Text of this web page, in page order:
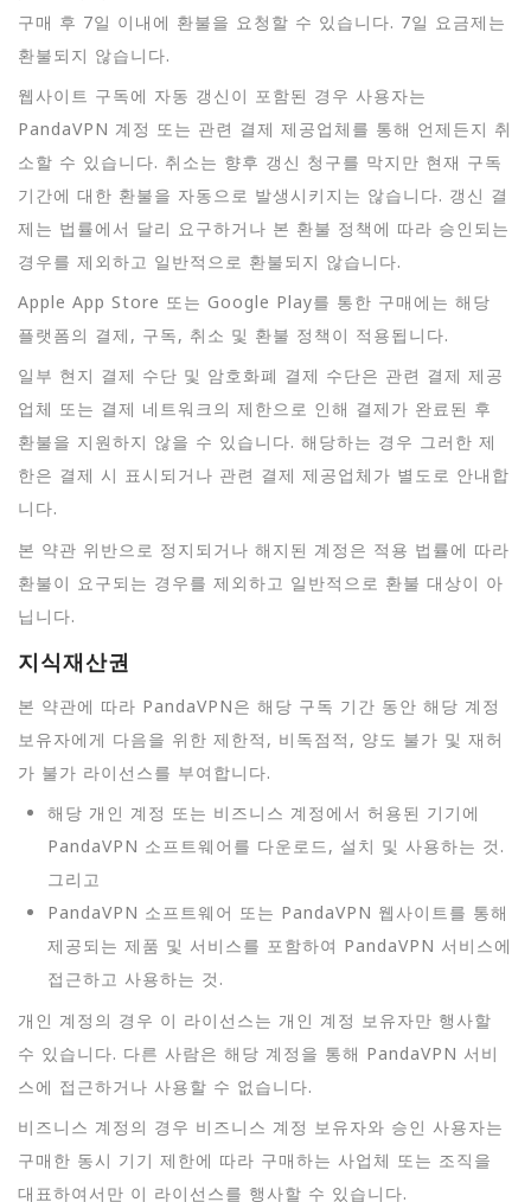
구매 후 7일 이내에 환불을 요청할 수 있습니다. 7일 요금제는
환불되지 않습니다.
웹사이트 구독에 자동 갱신이 포함된 경우 사용자는
PandaVPN 계정 또는 관련 결제 제공업체를 통해 언제든지 취
소할 수 있습니다. 취소는 향후 갱신 청구를 막지만 현재 구독
기간에 대한 환불을 자동으로 발생시키지는 않습니다. 갱신 결
제는 법률에서 달리 요구하거나 본 환불 정책에 따라 승인되는
경우를 제외하고 일반적으로 환불되지 않습니다.
Apple App Store 또는 Google Play를 통한 구매에는 해당
플랫폼의 결제, 구독, 취소 및 환불 정책이 적용됩니다.
일부 현지 결제 수단 및 암호화폐 결제 수단은 관련 결제 제공
업체 또는 결제 네트워크의 제한으로 인해 결제가 완료된 후
환불을 지원하지 않을 수 있습니다. 해당하는 경우 그러한 제
한은 결제 시 표시되거나 관련 결제 제공업체가 별도로 안내합
니다.
본 약관 위반으로 정지되거나 해지된 계정은 적용 법률에 따라
환불이 요구되는 경우를 제외하고 일반적으로 환불 대상이 아
닙니다.
지식재산권
본 약관에 따라 PandaVPN은 해당 구독 기간 동안 해당 계정
보유자에게 다음을 위한 제한적, 비독점적, 양도 불가 및 재허
가 불가 라이선스를 부여합니다.
해당 개인 계정 또는 비즈니스 계정에서 허용된 기기에
PandaVPN 소프트웨어를 다운로드, 설치 및 사용하는 것.
그리고
PandaVPN 소프트웨어 또는 PandaVPN 웹사이트를 통해
제공되는 제품 및 서비스를 포함하여 PandaVPN 서비스에
접근하고 사용하는 것.
개인 계정의 경우 이 라이선스는 개인 계정 보유자만 행사할
수 있습니다. 다른 사람은 해당 계정을 통해 PandaVPN 서비
스에 접근하거나 사용할 수 없습니다.
비즈니스 계정의 경우 비즈니스 계정 보유자와 승인 사용자는
구매한 동시 기기 제한에 따라 구매하는 사업체 또는 조직을
대표하여서만 이 라이선스를 행사할 수 있습니다.